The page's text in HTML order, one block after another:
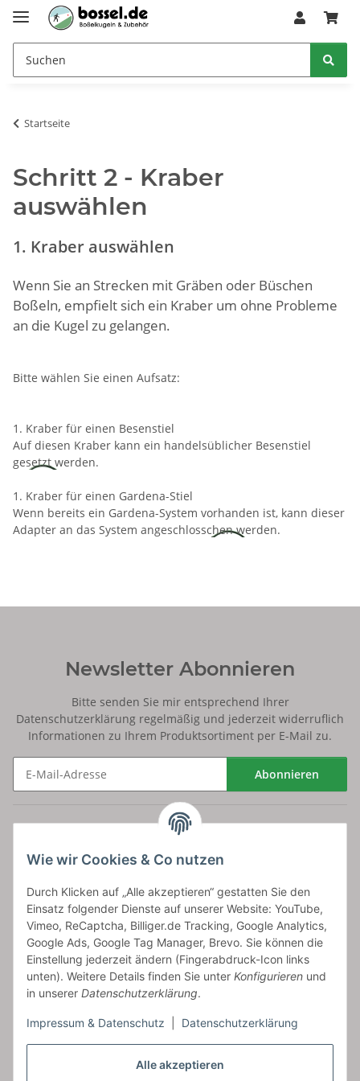
Alle akzeptieren
Wie wir Cookies & Co nutzen
Durch Klicken auf „Alle akzeptieren“ gestatten Sie den
Einsatz folgender Dienste auf unserer Website: YouTube,
Vimeo, ReCaptcha, Billiger.de Tracking, Google Analytics,
Google Ads, Google Tag Manager, Brevo. Sie können die
Einstellung jederzeit ändern (Fingerabdruck-Icon links
unten). Weitere Details finden Sie unter Konfigurieren und
in unserer Datenschutzerklärung.
Impressum & Datenschutz Datenschutzerklärung
Startseite
Schritt 2 - Kraber
auswählen
1. Kraber auswählen
Wenn Sie an Strecken mit Gräben oder Büschen
Boßeln, empfielt sich ein Kraber um ohne Probleme
an die Kugel zu gelangen.
Bitte wählen Sie einen Aufsatz:
1. Kraber für einen Besenstiel
Auf diesen Kraber kann ein handelsüblicher Besenstiel
gesetzt werden.
1. Kraber für einen Gardena-Stiel
Wenn bereits ein Gardena-System vorhanden ist, kann dieser
Adapter an das System angeschlosschen werden.
Newsletter Abonnieren
Bitte senden Sie mir entsprechend Ihrer
Datenschutzerklärung regelmäßig und jederzeit widerruflich
Informationen zu Ihrem Produktsortiment per E-Mail zu.
Abonnieren
Artikelinformationen
Frieslandstr. 44 | 26446 Reepsholt
Fon 04468-9479855-0 | Fax -9